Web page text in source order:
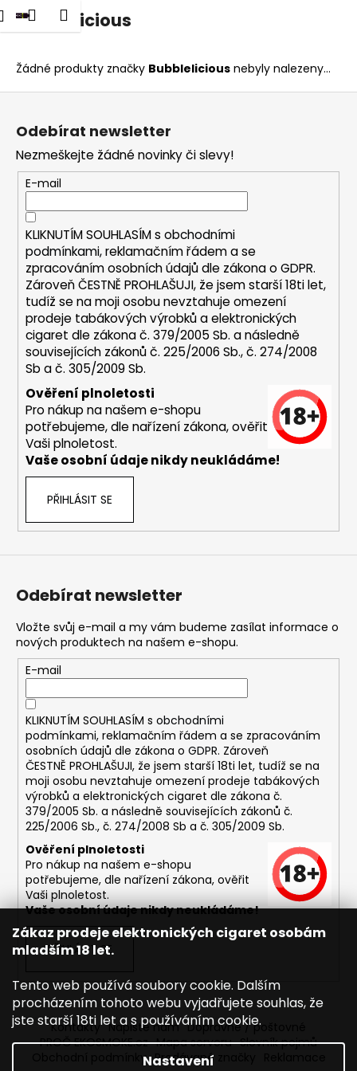
Zákaz prodeje elektronických cigaret osobám
mladším 18 let.
Tento web používá soubory cookie. Dalším
procházením tohoto webu vyjadřujete souhlas, že
jste starší 18ti let a s používáním cookie.
Nastavení
Přejít
na
Přihlášení
Nákupní
Menu
Bubblelicious
Žádné produkty značky Bubblelicious nebyly nalezeny...
K
o
k C
p
o
t
e
b
u
e
e
n
a
?
o
p
o
u
u
m
DEKANG
USA
MIX
10ML
6MG
169
Kč
Původně:
Kč
Odebírat newsletter
Nezmeškejte žádné novinky či slevy!
E-mail
KLIKNUTÍM SOUHLASÍM s obchodními
podmínkami,reklamačním řádem a se
zpracováním osobních údajů dle zákona oGDPR.
Zároveň ČESTNĚ PROHLAŠUJI, že jsem starší 18ti let,
tudíž se na moji osobu nevztahuje omezení
prodeje tabákových výrobků a elektronických
cigaret dle zákona č. 379/2005 Sb. a následně
souvisejících zákonů č. 225/2006 Sb., č. 274/2008
Sb a č. 305/2009 Sb.
Ověření plnoletosti
Pro nákup na našem e-shopu
potřebujeme, dle nařízení zákona, ověřit
Vaši plnoletost.
Vaše osobní údaje nikdy neukládáme!
PŘIHLÁSIT SE
Odebírat newsletter
Vložte svůj e-mail a my vám budeme zasílat informace o
nových produktech na našem e-shopu.
E-mail
KLIKNUTÍM SOUHLASÍM s obchodními
podmínkami, reklamačním řádem a se zpracováním
osobních údajů dle zákona o GDPR. Zároveň
ČESTNĚ PROHLAŠUJI, že jsem starší 18ti let, tudíž se na
moji osobu nevztahuje omezení prodeje tabákových
výrobků a elektronických cigaret dle zákona č.
379/2005 Sb. a následně souvisejících zákonů č.
225/2006 Sb., č. 274/2008 Sb a č. 305/2009 Sb.
Ověření plnoletosti
Pro nákup na našem e-shopu
potřebujeme, dle nařízení zákona, ověřit
Vaši plnoletost.
Vaše osobní údaje nikdy neukládáme!
PŘIHLÁSIT SE
Kontakty Napište nám Dopravné / poštovné
PROČ EKOSMOKE.cz Mapa serveru Slovník pojmů
Obchodní podmínky Prodávané značky